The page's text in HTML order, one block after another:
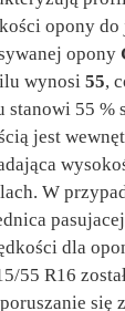
opony
opony
wynosi 55,
stanowi 55 %
jest
W
dla
55 R16
się